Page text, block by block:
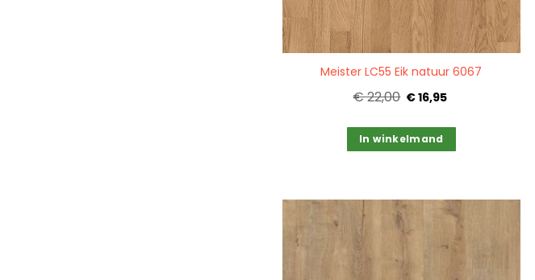
Meister LC55 Eik natuur 6067
€ 22,00 € 16,95
Quickview
In winkelmand